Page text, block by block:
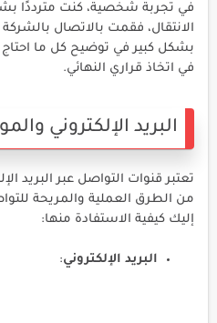
في تجربة شخصية، كنت مترددًا
الانتقال، فقمت بالاتصال
بشكل كبير في توضيح كل ما احتاج
في اتخاذ قراري النهائي.
البريد الإلكتروني
تعتبر قنوات التواصل عبر البريد
من الطرق العملية والمريحة
إليك كيفية الاستفادة منها:
البريد الإلكتروني: